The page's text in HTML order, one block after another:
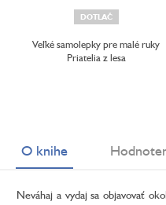
DOTLAČ
Veľké samolepky pre malé ruky
Priatelia z lesa
O knihe
Neváhaj a vydaj sa objavovať